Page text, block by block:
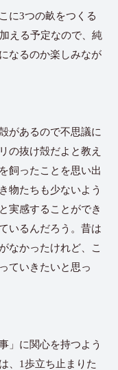
に3つの畝をつくる
える予定なので、純
なるのか楽しみなが
があるので不思議に
の抜け殻だよと教え
飼ったことを思い出
物たちも少ないよう
実感することができ
いるんだろう。昔は
なかったけれど、こ
ていきたいと思っ
」に関心を持つよう
、1歩立ち止まりた